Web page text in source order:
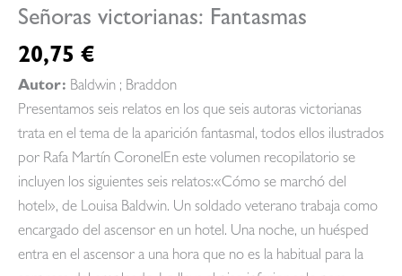
Señoras victorianas: Fantasmas
20,75 €
Autor: Baldwin ; Braddon
Presentamos seis relatos en los que seis autoras victorianas
trata en el tema de la aparición fantasmal, todos ellos ilustrados
por Rafa Martín CoronelEn este volumen recopilatorio se
incluyen los siguientes seis relatos:«Cómo se marchó del
hotel», de Louisa Baldwin. Un soldado veterano trabaja como
encargado del ascensor en un hotel. Una noche, un huésped
entra en el ascensor a una hora que no es la habitual para la